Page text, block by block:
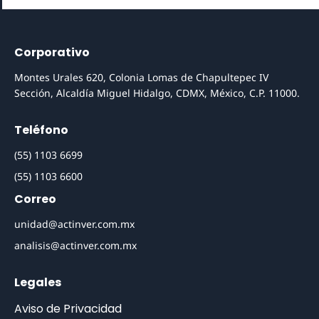
Corporativo
Montes Urales 620, Colonia Lomas de Chapultepec IV
Sección, Alcaldía Miguel Hidalgo, CDMX, México, C.P. 11000.
Teléfono
(55) 1103 6699
(55) 1103 6600
Correo
unidad@actinver.com.mx
analisis@actinver.com.mx
Legales
Aviso de Privacidad